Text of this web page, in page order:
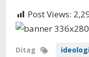
Post Views:
Ditag